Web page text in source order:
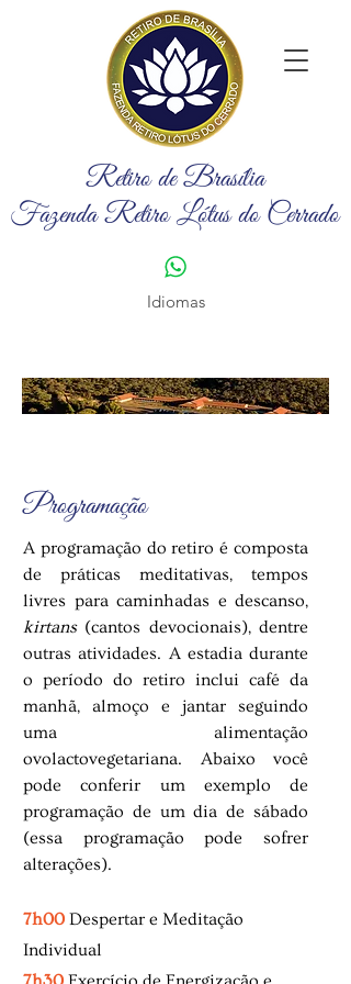
Retiro de Brasília
Fazenda Retiro Lótus do Cerrado
Idiomas
Programação
A programação do retiro é composta
de práticas meditativas, tempos
livres para caminhadas e descanso,
kirtans (cantos devocionais), dentre
outras atividades. A estadia durante
o período do retiro inclui café da
manhã, almoço e jantar seguindo
uma alimentação
ovolactovegetariana. Abaixo você
pode conferir um exemplo de
programação de um dia de sábado
(essa programação pode sofrer
alterações).
7h00 Despertar e Meditação
Individual